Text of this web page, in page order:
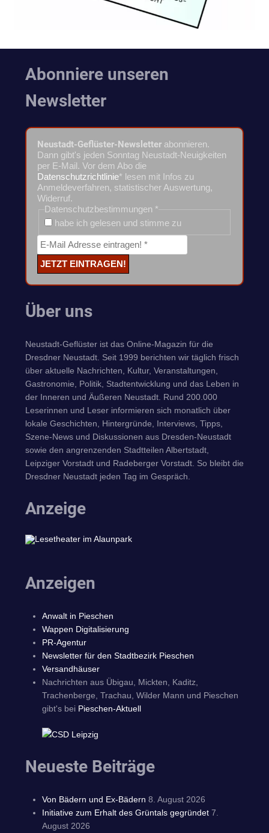
Abonniere unseren
Newsletter
Neustadt-Geflüster-Newsletter abonnieren.
Dann gibt's jeden Sonntag Neustadt-Neuigkeiten
per E-Mail. Vor dem Abo die
Datenschutzrichtlinie* lesen mit Infos zu
Anmeldeverfahren, statistischer Auswertung,
Widerruf.
Datenschutzbestimmungen *
habe ich gelesen und stimme zu
Über uns
Neustadt-Geflüster ist das Online-Magazin für die
Dresdner Neustadt. Seit 1999 berichten wir täglich frisch
über aktuelle Nachrichten, Kultur, Veranstaltungen,
Gastronomie, Politik, Stadtentwicklung und das Leben in
der Inneren und Äußeren Neustadt. Rund 200.000
Leserinnen und Leser informieren sich monatlich über
lokale Geschichten, Hintergründe, Interviews, Tipps,
Szene-News und Diskussionen aus Dresden-Neustadt
sowie den angrenzenden Stadtteilen Albertstadt,
Leipziger Vorstadt und Radeberger Vorstadt. So bleibt die
Dresdner Neustadt jeden Tag im Gespräch.
Anzeige
Anzeigen
Anwalt in Pieschen
Wappen Digitalisierung
PR-Agentur
Newsletter für den Stadtbezirk Pieschen
Versandhäuser
Nachrichten aus Übigau, Mickten, Kaditz,
Trachenberge, Trachau, Wilder Mann und Pieschen
gibt's bei Pieschen-Aktuell
Neueste Beiträge
Von Bädern und Ex-Bädern 8. August 2026
Initiative zum Erhalt des Grüntals gegründet 7.
August 2026